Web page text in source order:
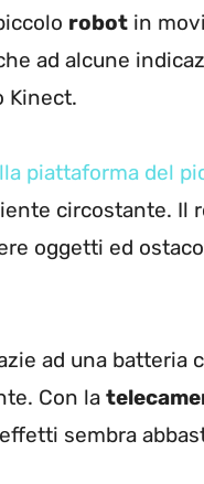
robot in
ad alcune
Kinect.
piattaforma del
circostante. Il
oggetti ed
ad una batteria
Con la
sembra